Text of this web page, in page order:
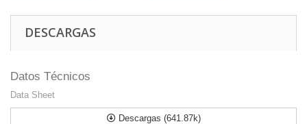
DESCARGAS
Datos Técnicos
Data Sheet
Descargas (641.87k)